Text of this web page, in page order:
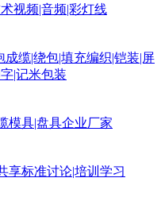
视频|音频|彩灯线
成缆|绕包|填充编织|铠装|屏
|记米包装
模具|盘具企业厂家
享标准讨论|培训学习